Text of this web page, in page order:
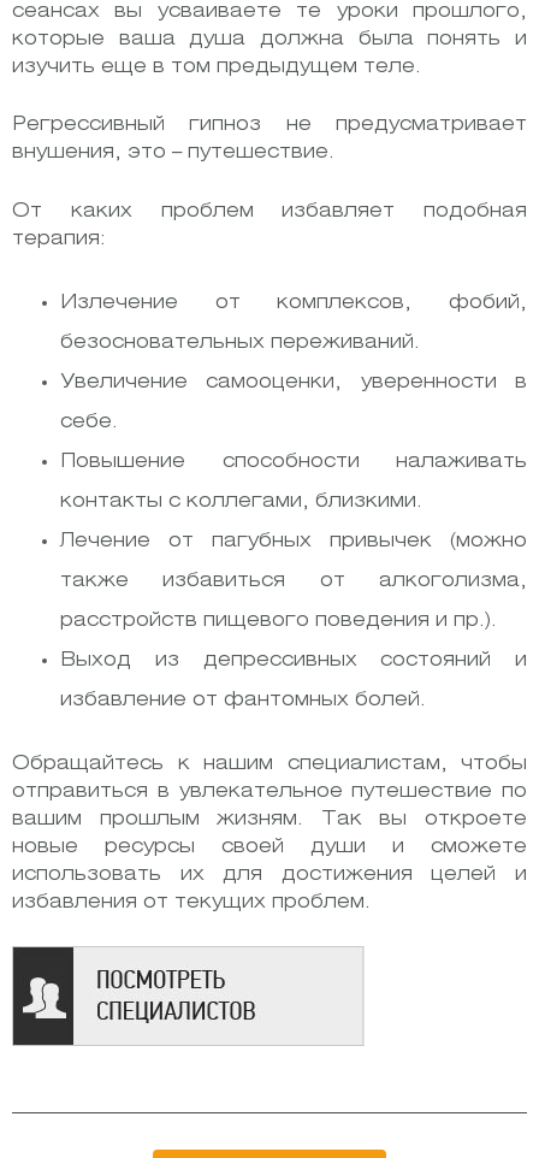
сеансах вы усваиваете те уроки прошлого,
которые ваша душа должна была понять и
изучить еще в том предыдущем теле.
Регрессивный гипноз не предусматривает
внушения, это – путешествие.
От каких проблем избавляет подобная
терапия:
Излечение от комплексов, фобий,
безосновательных переживаний.
Увеличение самооценки, уверенности в
себе.
Повышение способности налаживать
контакты с коллегами, близкими.
Лечение от пагубных привычек (можно
также избавиться от алкоголизма,
расстройств пищевого поведения и пр.).
Выход из депрессивных состояний и
избавление от фантомных болей.
Обращайтесь к нашим специалистам, чтобы
отправиться в увлекательное путешествие по
вашим прошлым жизням. Так вы откроете
новые ресурсы своей души и сможете
использовать их для достижения целей и
избавления от текущих проблем.